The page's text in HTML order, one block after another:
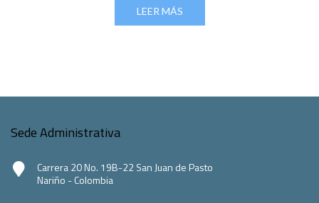
LEER MÁS
Sede Administrativa
Carrera 20 No. 19B-22 San Juan de Pasto
Nariño - Colombia